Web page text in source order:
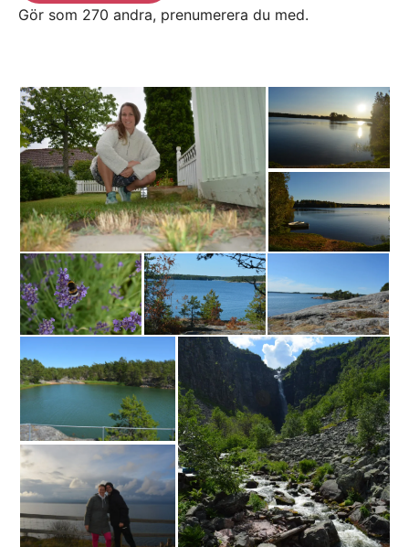
Gör som 270 andra, prenumerera du med.